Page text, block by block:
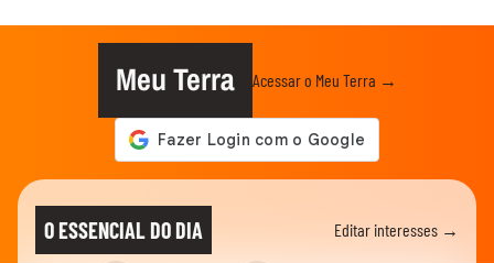
Meu Terra Acessar o Meu Terra →
O ESSENCIAL DO DIA Editar interesses →